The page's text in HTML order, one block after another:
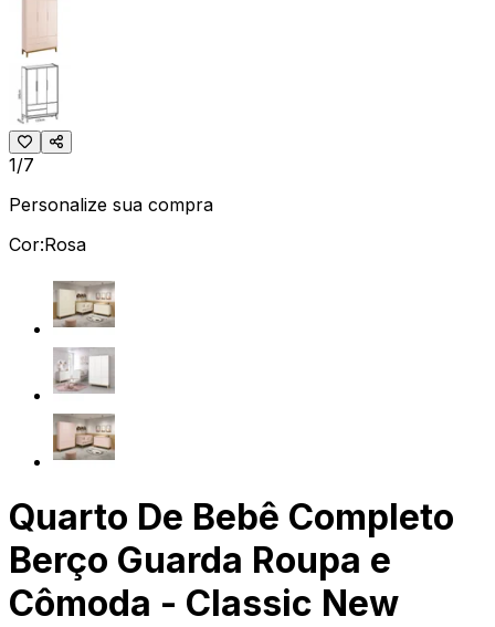
1/7
Personalize sua compra
Cor:Rosa
Quarto De Bebê Completo
Berço Guarda Roupa e
Cômoda - Classic New